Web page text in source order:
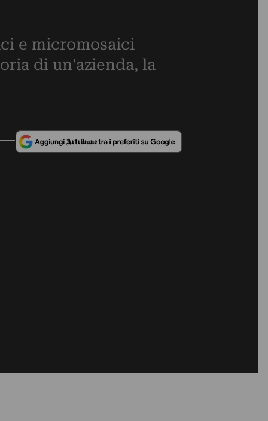
e micromosaici
di un'azienda, la